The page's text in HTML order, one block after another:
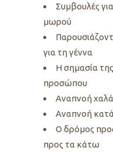
Συμβουλές
μωρού
για τη γέννα
Η σημασία
προσώπου
Αναπνοή
Αναπνοή
Ο δρόμος
προς τα κάτω